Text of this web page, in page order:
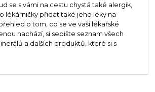
se s vámi na cestu chystá také alergik,
lékárničky přidat také jeho léky na
o tom, co se ve vaší lékařské
nachází, si sepište seznam všech
a dalších produktů, které si s